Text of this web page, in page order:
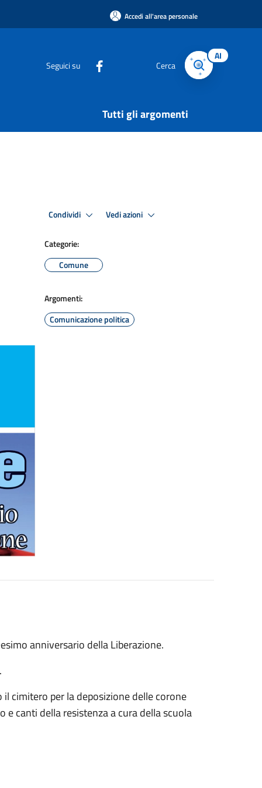
Accedi all'area personale
Seguici su Cerca
AI
Tutti gli argomenti
Condividi Vedi azioni
Categorie:
Comune
Argomenti:
Comunicazione politica
anniversario della Liberazione.
cimitero per la deposizione delle corone
canti della resistenza a cura della scuola